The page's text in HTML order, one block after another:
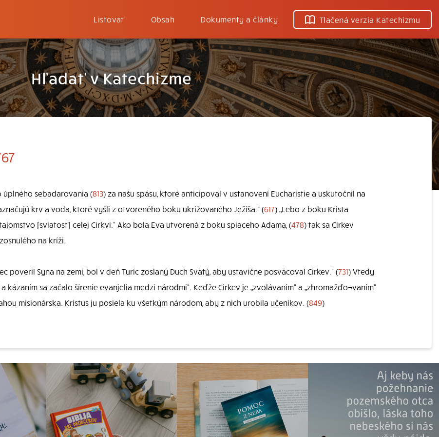
Listovať Obsah Dokumenty a články Tlačená verzia Katechizmu
Hľadať v Katechizme
úplného sebadarovania (813) za našu spásu, ktoré anticipoval v ustanovení Eucharistie a uskutočnil na
krv a voda, ktoré vyšli z otvoreného boku ukrižovaného Ježiša.“ (617) „Lebo z boku Krista
[sviatosť] celej Cirkvi.“ Ako bola Eva utvorená z boku spiaceho Adama, (478) tak sa Cirkev
na kríži.
poveril Syna na zemi, bol v deň Turíc zoslaný Duch Svätý, aby ustavične posväcoval Cirkev.“ (731) Vtedy
kázaním sa začalo šírenie evanjelia medzi národmi“. Keďže Cirkev je „zvolávaním“ a „zhromažďo¬vaním“
misionárska. Kristus ju posiela ku všetkým národom, aby z nich urobila učeníkov. (849)